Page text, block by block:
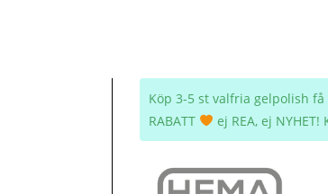
Köp 3-5 st valfria gelpolish få
RABATT
ej REA, ej